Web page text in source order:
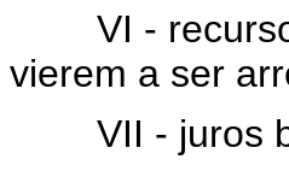
VI - recursos
vierem a ser
VII - juros